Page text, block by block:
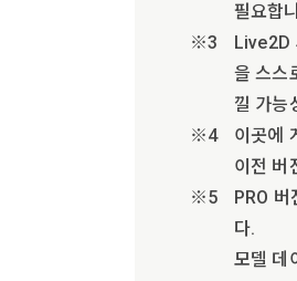
필요합
Live2D
을 스스
낄 가능
이곳에
이전 버
PRO
다.
모델 데